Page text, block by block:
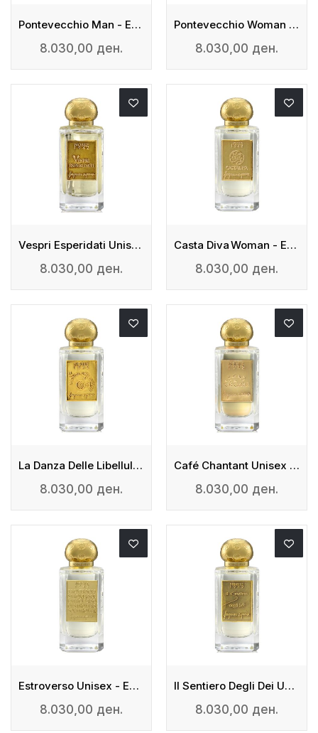
Pontevecchio Man - Eau De Parfum
8.030,00 ден.
Pontevecchio Woman - Eau De Parfum
8.030,00 ден.
Vespri Esperidati Unisex - Eau De Parfum
8.030,00 ден.
Casta Diva Woman - Eau De Parfum
8.030,00 ден.
La Danza Delle Libellule Woman - Eau De Parfum
8.030,00 ден.
Café Chantant Unisex - Eau De Parfum
8.030,00 ден.
Estroverso Unisex - Eau De Parfum
8.030,00 ден.
Il Sentiero Degli Dei Unisex - Eau De Parfum
8.030,00 ден.